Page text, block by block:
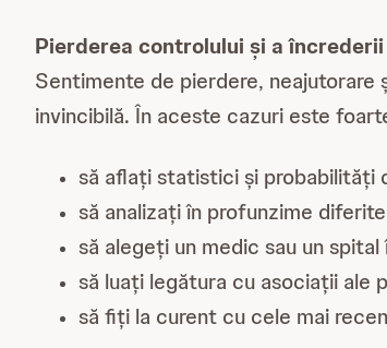
Pierderea controlului și a
Sentimente de pierdere, neajutorare
invincibilă. În aceste cazuri este
să aflați statistici și probabilități
să analizați în profunzime
să alegeți un medic sau un
să luați legătura cu asociații ale
să fiți la curent cu cele mai